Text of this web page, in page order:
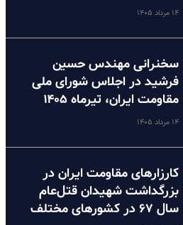
۱۴ مرداد ۱۴۰۵
سخنرانی مهندس حسین
فرشید در اجلاس شورای ملی
مقاومت ایران، تیرماه ۱۴۰۵
۱۴ مرداد ۱۴۰۵
کارزارهای مقاومت ایران در
بزرگداشت شهیدان قتل‌عام
سال ۶۷ در کشورهای مختلف